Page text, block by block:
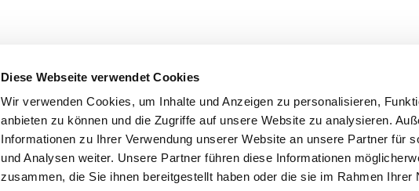
Diese Webseite verwendet Cookies
Wir verwenden Cookies, um Inhalte und Anzeigen zu personalisieren,
anbieten zu können und die Zugriffe auf unsere Website zu analysieren.
Informationen zu Ihrer Verwendung unserer Website an unsere Partner für
und Analysen weiter. Unsere Partner führen diese Informationen
zusammen, die Sie ihnen bereitgestellt haben oder die sie im Rahmen Ihrer